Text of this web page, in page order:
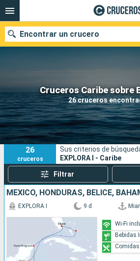
Cruceros Caribe sobre
26 cruceros
Encontrar un crucero
Nuestros destinos
Fecha de salida
Puertos
26
cruceros
Sus criterios de
EXPLORA I - Caribe
Filtrar
EXPLORA I 9 d
Wi-Fi
Bebidas